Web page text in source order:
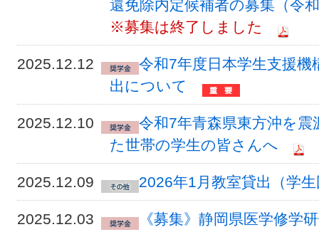
還免除内定候補者の募集（令
※募集は終了しました
2025.12.12
令和7年度日本学生支援機
出について
2025.12.10
令和7年青森県東方沖を
た世帯の学生の皆さんへ
2025.12.09 2026年1月教室貸出（学
2025.12.03
《募集》静岡県医学修学